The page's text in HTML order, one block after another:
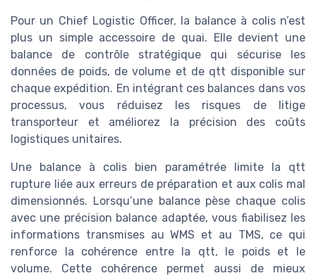
Pour un Chief Logistic Officer, la balance à colis n’est
plus un simple accessoire de quai. Elle devient une
balance de contrôle stratégique qui sécurise les
données de poids, de volume et de qtt disponible sur
chaque expédition. En intégrant ces balances dans vos
processus, vous réduisez les risques de litige
transporteur et améliorez la précision des coûts
logistiques unitaires.
Une balance à colis bien paramétrée limite la qtt
rupture liée aux erreurs de préparation et aux colis mal
dimensionnés. Lorsqu’une balance pèse chaque colis
avec une précision balance adaptée, vous fiabilisez les
informations transmises au WMS et au TMS, ce qui
renforce la cohérence entre la qtt, le poids et le
volume. Cette cohérence permet aussi de mieux